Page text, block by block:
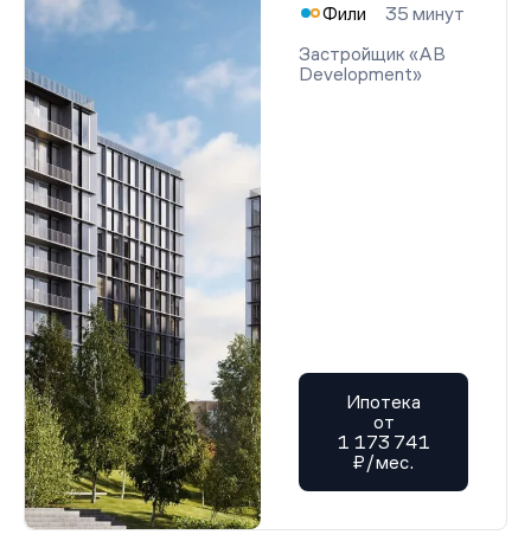
Фили
35 минут
Застройщик «AB
Development»
Ипотека
от
1 173 741
₽/мес.